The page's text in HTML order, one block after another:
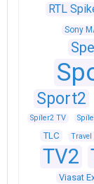
RTL
Sony
Sport2
Spíler2 TV
TLC Travel
TV2
Viasat